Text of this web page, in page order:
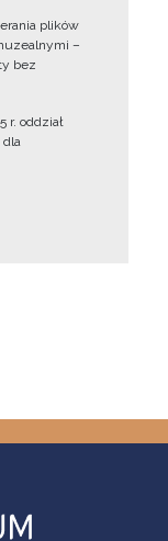
plików
–
bez
r. oddział